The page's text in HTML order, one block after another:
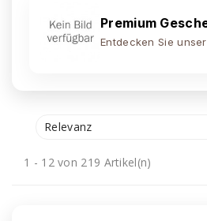
Premium
Entdecken Sie
Relevanz
1 - 12 von 219 Artikel(n)